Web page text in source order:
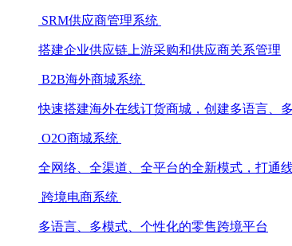
SRM供应商管理系统
搭建企业供应链上游采购和供应商关系管理
B2B海外商城系统
快速搭建海外在线订货商城，创建多语言、
O2O商城系统
全网络、全渠道、全平台的全新模式，打通
跨境电商系统
多语言、多模式、个性化的零售跨境平台